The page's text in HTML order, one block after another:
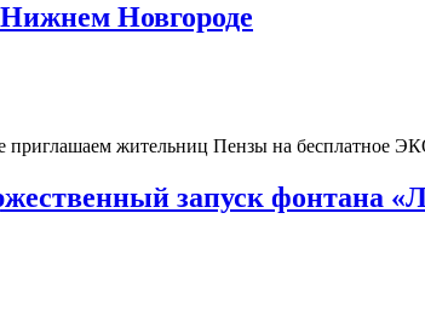
Новгороде
жительниц Пензы на бесплатное
запуск фонтана